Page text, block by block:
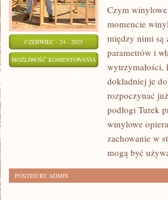
CZERWIEC - 24 - 2025
MOŻLIWOŚĆ KOMENTOWANIA JAKIE
ZALETY
TRADYCYJNE
Czym
momencie
między nimi są
parametrów i
wytrzymałości,
dokładniej je
rozpoczynać
podłogi Turek
winylowe
zachowanie w
mogą być
POSTED BY ADMIN